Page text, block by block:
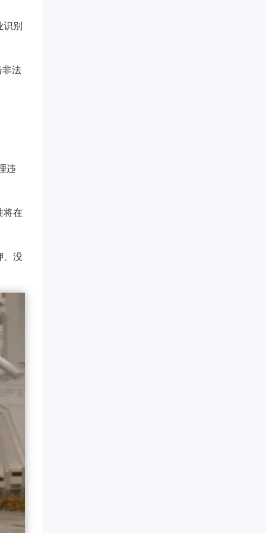
识别
非法
违
将在
、没